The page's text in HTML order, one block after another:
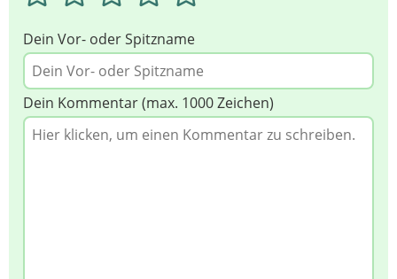
Dein Vor- oder Spitzname
Dein Kommentar (max. 1000 Zeichen)